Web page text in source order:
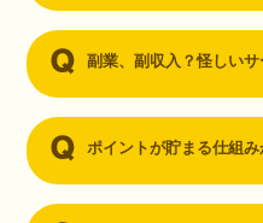
副業、副収入？怪しい
ポイントが貯まる仕組